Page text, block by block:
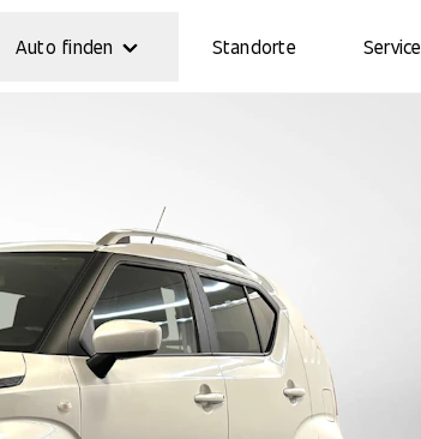
Auto finden Standorte Service